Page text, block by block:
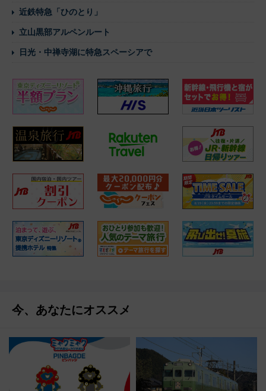
近鉄特急「ひのとり」
立山黒部アルペンルート
日光・中禅寺湖に特急スペーシアで
今、あなたにオススメ